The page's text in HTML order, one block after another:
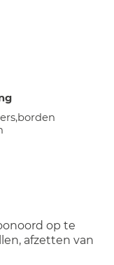
op te
afzetten van